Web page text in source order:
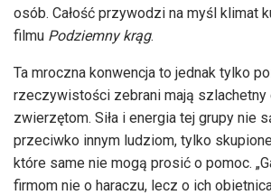
osób. Całość przywodzi na myśl klimat
filmu Podziemny krąg.
Ta mroczna konwencja to jednak tylko
rzeczywistości zebrani mają szlachetny
zwierzętom. Siła i energia tej grupy nie
przeciwko innym ludziom, tylko
które same nie mogą prosić o pomoc.
firmom nie o haraczu, lecz o ich